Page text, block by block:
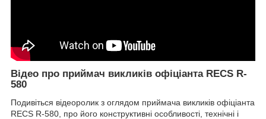
Відео про приймач викликів офіціанта RECS R-
580
Подивіться відеоролик з оглядом приймача викликів офіціанта
RECS R-580, про його конструктивні особливості, технічні і